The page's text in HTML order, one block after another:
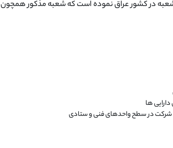
در کشور عراق نموده است که شعبه مذکور همچون
ها
شرکت در سطح واحدهای فنی و ستادی